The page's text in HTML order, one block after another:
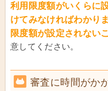
利用限度額がいくらに
けてみなければわかり
限度額が設定されない
意してください。
審査に時間がか